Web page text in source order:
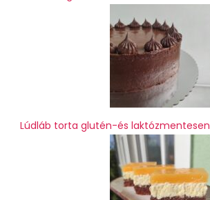
Lúdláb torta glutén-és laktózmentesen